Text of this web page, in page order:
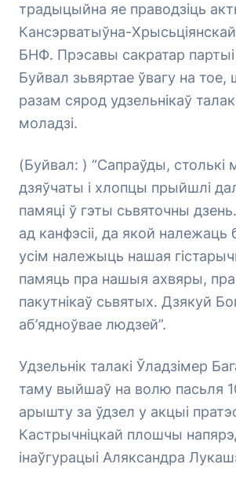
традыцыйна яе праводзіць
Кансэрватыўна-
БНФ. Прэсавы сакратар
Буйвал зьвяртае ўвагу на тое,
разам сярод удзельнікаў
моладзі.
(Буйвал: ) “Сапраўды, столькі
дзяўчаты і хлопцы прыйшлі
памяці ў гэты сьвяточны
ад канфэсіі, да якой належаць
усім належыць нашая
памяць пра нашыя ахвяры,
пакутнікаў сьвятых. Дзякуй
аб’ядноўвае людзей”.
Удзельнік талакі Ўладзімер
таму выйшаў на волю пасьля
арышту за ўдзел у акцыі
Кастрычніцкай плошчы
інаўгурацыі Аляксандра